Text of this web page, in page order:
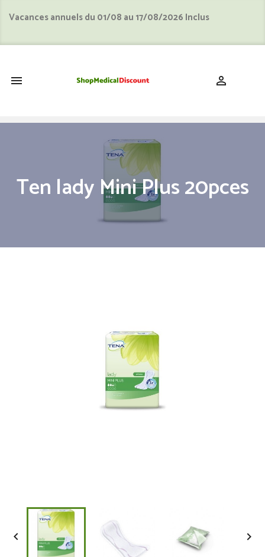
Vacances annuels du 01/08 au 17/08/2026 Inclus
 
Ten lady Mini Plus 20pces
 